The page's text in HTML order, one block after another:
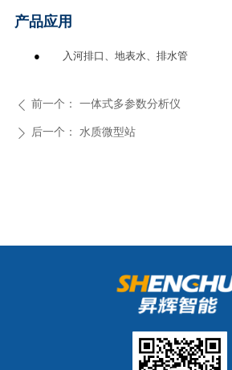
产品应用
● 入河排口、地表水、排水管
ꄴ 前一个： 一体式多参数分析仪
ꄲ 后一个： 水质微型站